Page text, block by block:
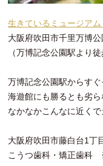
生きているミュージア
大阪府吹田市千里万博公
（万博記念公園駅より徒
万博記念公園駅からすぐ
海遊館にも勝るとも劣ら
なかなかこんなに近く
大阪府吹田市藤白台1丁
こうつ歯科・矯正歯科